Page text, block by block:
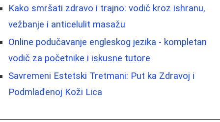
Kako smršati zdravo i trajno: vodič kroz ishranu,
vežbanje i anticelulit masažu
Online podučavanje engleskog jezika - kompletan
vodič za početnike i iskusne tutore
Savremeni Estetski Tretmani: Put ka Zdravoj i
Podmlađenoj Koži Lica